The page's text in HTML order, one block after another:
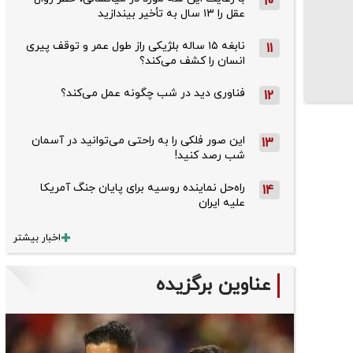
عقل را ۱۳ سال به تأخیر بیندازید
11
نابغه ۱۵ ساله بلژیکی راز طول عمر و توقف پیری
انسان را کشف می‌کند؟
12 فناوری دید در شب چگونه عمل می‌کند؟
13
این صور فلکی را به راحتی می‌توانید در آسمان
شب رصد کنید!
14
راه‌حل نماینده روسیه برای پایان جنگ آمریکا
علیه ایران
اخبار بیشتر
عناوین برگزیده